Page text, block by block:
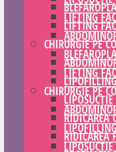
LIFTING
CHIRURGIE PE
LIPOSUCȚIE
RIDICAREA
RIDICAREA
LIFTING
LIFTING
CHIRURGIE PE
LIPOSUCȚIE